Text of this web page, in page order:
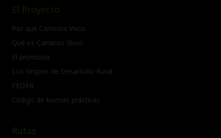
El Proyecto
Por qué Caminos Vivos
Qué es Caminos Vivos
El promotor
Los Grupos de Desarrollo Rural
FEDER
Código de buenas prácticas
Rutas